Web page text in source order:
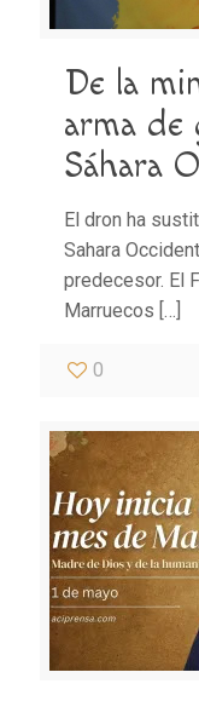
De la
arma de
Sáhara
El dron ha
Sahara
predecesor. El
Marruecos […]
0